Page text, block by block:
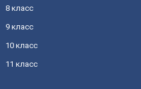
8 класс
9 класс
10 класс
11 класс